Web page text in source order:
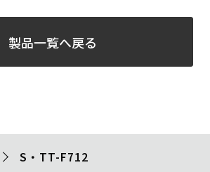
製品一覧へ戻る
S・TT-F712